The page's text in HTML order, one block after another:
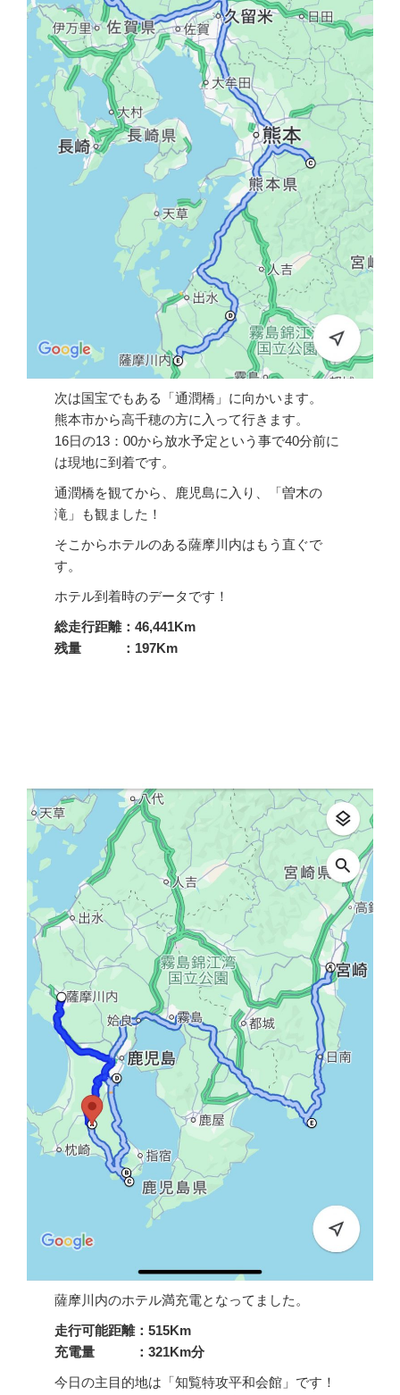
次は国宝でもある「通潤橋」に向かいます。
熊本市から高千穂の方に入って行きます。
16日の13：00から放水予定という事で40分前に
は現地に到着です。
通潤橋を観てから、鹿児島に入り、「曽木の
滝」も観ました！
そこからホテルのある薩摩川内はもう直ぐで
す。
ホテル到着時のデータです！
総走行距離：46,441Km
残量 ：197Km
薩摩川内のホテル満充電となってました。
走行可能距離：515Km
充電量 ：321Km分
今日の主目的地は「知覧特攻平和会館」です！